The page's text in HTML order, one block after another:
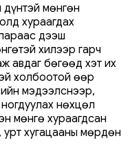
мөнгөн
хураагдах
дээш
хилээр гарч
авдаг бөгөөд хэт их
холбоотой өөр
мэдээлснээр,
нөхцөл
мөнгө хураагдсан
урт хугацааны мөрдөн